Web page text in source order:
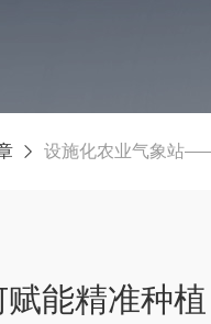
设施化农业气象站
能精准种植